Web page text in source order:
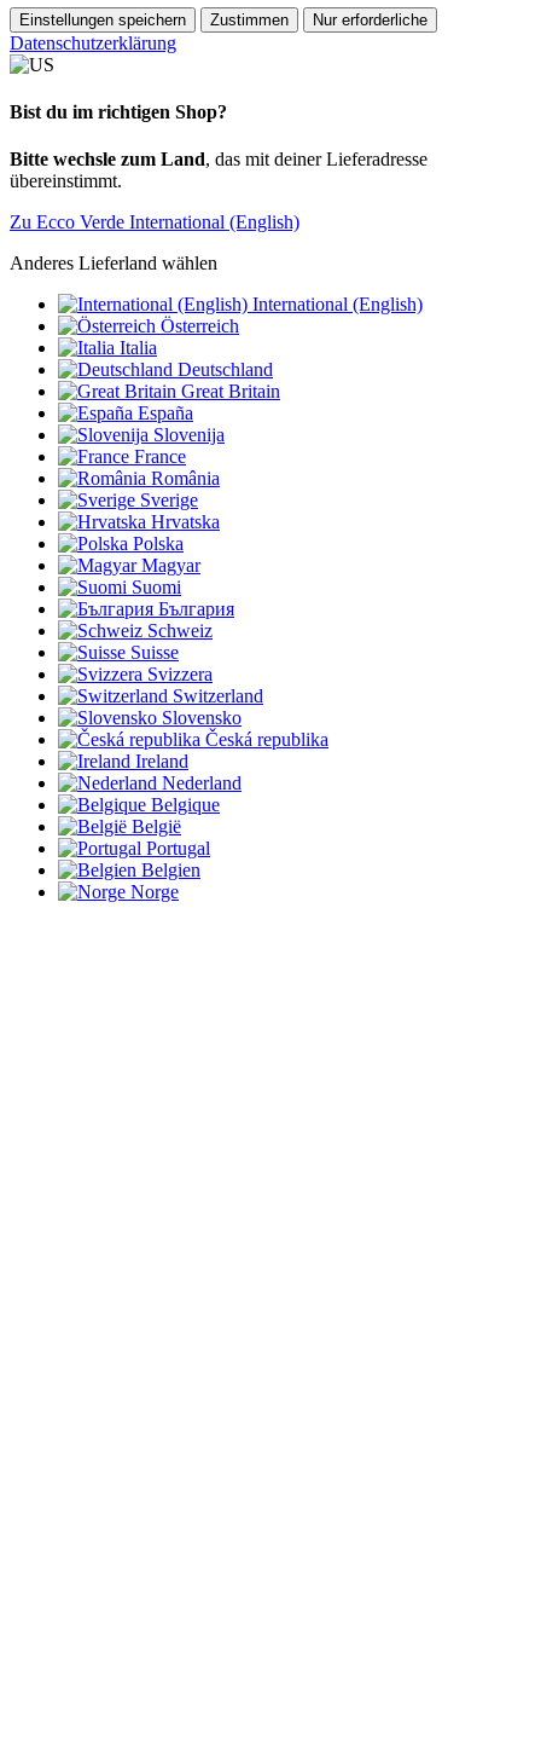
Einstellungen speichern Zustimmen Nur erforderliche
Datenschutzerklärung
Bist du im richtigen Shop?
Bitte wechsle zum Land, das mit deiner Lieferadresse
übereinstimmt.
Zu Ecco Verde International (English)
Anderes Lieferland wählen
International (English)
Österreich
Italia
Deutschland
Great Britain
España
Slovenija
France
România
Sverige
Hrvatska
Polska
Magyar
Suomi
България
Schweiz
Suisse
Svizzera
Switzerland
Slovensko
Česká republika
Ireland
Nederland
Belgique
België
Portugal
Belgien
Norge